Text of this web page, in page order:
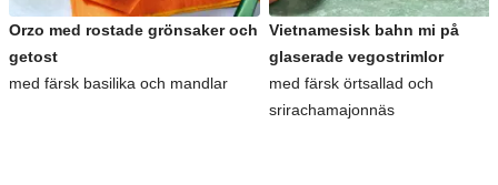
Orzo med rostade grönsaker och
getost
med färsk basilika och mandlar
Vietnamesisk bahn mi på
glaserade vegostrimlor
med färsk örtsallad och
srirachamajonnäs